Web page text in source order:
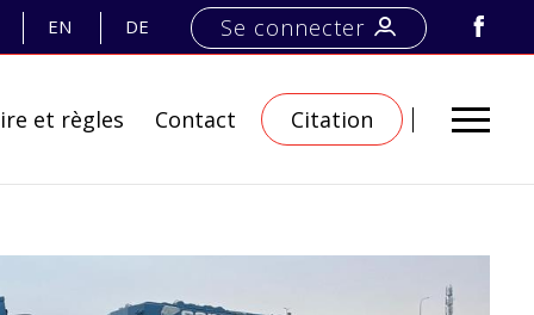
EN DE Se connecter
et règles Contact Citation